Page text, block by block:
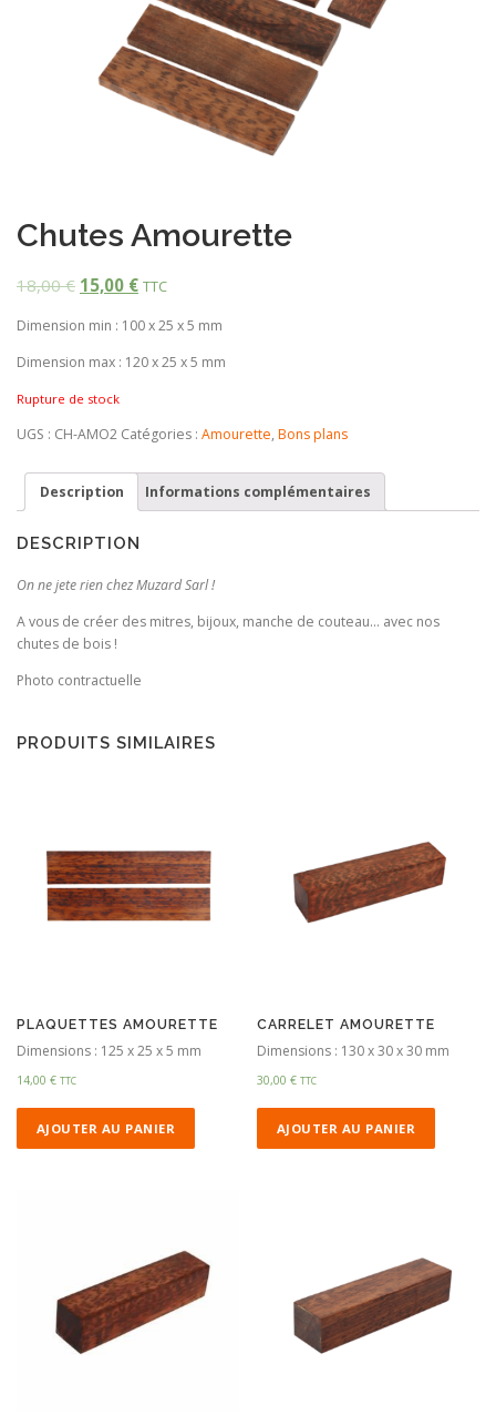
Chutes Amourette
18,00€ 15,00 € TTC
Dimension min : 100 x 25 x 5 mm
Dimension max : 120 x 25 x 5 mm
Rupture de stock
UGS : CH-AMO2 Catégories : Amourette, Bons plans
Description Informations complémentaires
DESCRIPTION
On ne jete rien chez Muzard Sarl !
A vous de créer des mitres, bijoux, manche de couteau… avec nos
chutes de bois !
Photo contractuelle
PRODUITS SIMILAIRES
PLAQUETTES AMOURETTE
Dimensions : 125 x 25 x 5 mm
14,00 € TTC
AJOUTER AU PANIER
CARRELET AMOURETTE
Dimensions : 130 x 30 x 30 mm
30,00€ TTC
AJOUTER AU PANIER